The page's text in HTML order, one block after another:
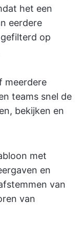
het een
eerdere
op
meerdere
teams snel de
bekijken en
met
en
van
van